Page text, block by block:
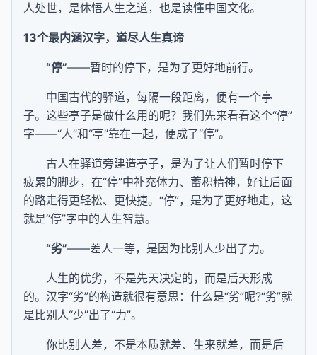
人处世，是体悟人生之道，也是读懂中国文化。
13个最内涵汉字，道尽人生真谛
“停”——暂时的停下，是为了更好地前行。
中国古代的驿道，每隔一段距离，便有一个亭
子。这些亭子是做什么用的呢？我们先来看看这个“停”
字——“人”和“亭”靠在一起，便成了“停”。
古人在驿道旁建造亭子，是为了让人们暂时停下
疲累的脚步，在“停”中补充体力、蓄积精神，好让后面
的路走得更轻松、更快捷。“停”，是为了更好地走，这
就是“停”字中的人生智慧。
“劣”——差人一等，是因为比别人少出了力。
人生的优劣，不是先天决定的，而是后天形成
的。汉字“劣”的构造就很有意思：什么是“劣”呢?“劣”就
是比别人“少”出了“力”。
你比别人差，不是本质就差、生来就差，而是后